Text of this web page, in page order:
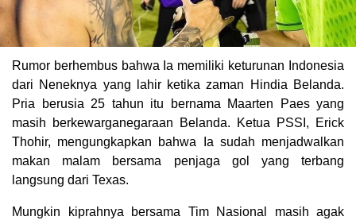
Rumor berhembus bahwa Ia memiliki keturunan Indonesia
dari Neneknya yang lahir ketika zaman Hindia Belanda.
Pria berusia 25 tahun itu bernama Maarten Paes yang
masih berkewarganegaraan Belanda. Ketua PSSI, Erick
Thohir, mengungkapkan bahwa Ia sudah menjadwalkan
makan malam bersama penjaga gol yang terbang
langsung dari Texas.
Mungkin kiprahnya bersama Tim Nasional masih agak